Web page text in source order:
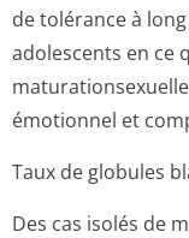
de tolérance à
adolescents en ce
émotionnel et
Taux de globules
Des cas isolés de